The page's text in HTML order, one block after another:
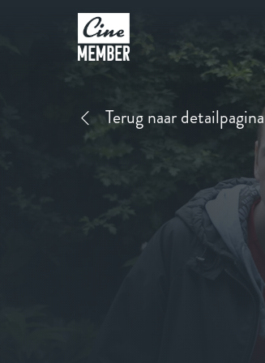
Terug naar detailpagina